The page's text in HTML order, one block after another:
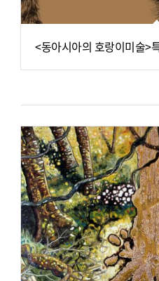
<동아시아의 호랑이미술>